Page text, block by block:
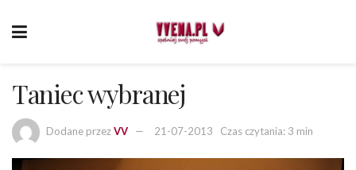
Taniec wybranej
Dodane przezVV 21-07-2013 Czas czytania: 3 min